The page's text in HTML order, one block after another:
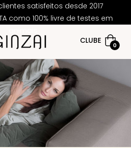
satisfeitos desde 2017
como 100% livre de testes em
CLUBE cesto
de0